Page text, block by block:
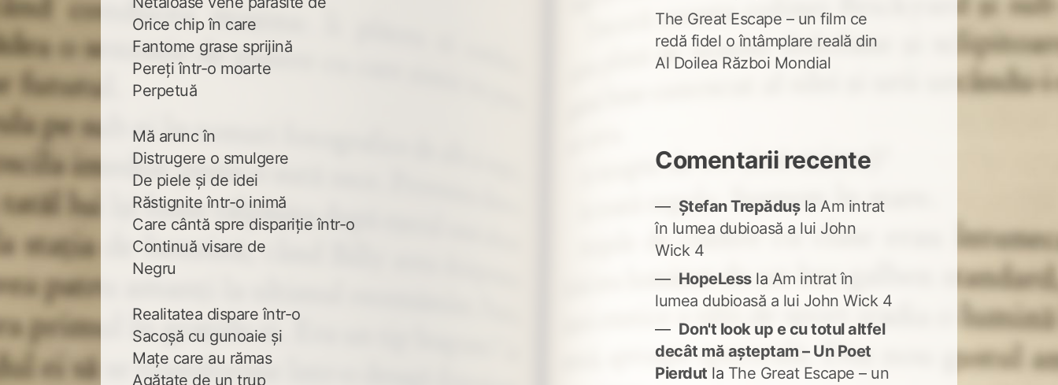
Orice chip în care
Fantome grase sprijină
Pereți într-o moarte
Perpetuă
Mă arunc în
Distrugere o smulgere
De piele și de idei
Răstignite într-o inimă
Care cântă spre dispariție într-o
Continuă visare de
Negru
Realitatea dispare într-o
Sacoșă cu gunoaie și
Mațe care au rămas
Agățate de un trup
The Great Escape – un film ce
redă fidel o întâmplare reală din
Al Doilea Război Mondial
Comentarii recente
Ștefan Trepădușla Am intrat
în lumea dubioasă a lui John
Wick 4
HopeLessla Am intrat în
lumea dubioasă a lui John Wick 4
Don't look up e cu totul altfel
decât mă așteptam – Un Poet
Pierdut la The Great Escape – un